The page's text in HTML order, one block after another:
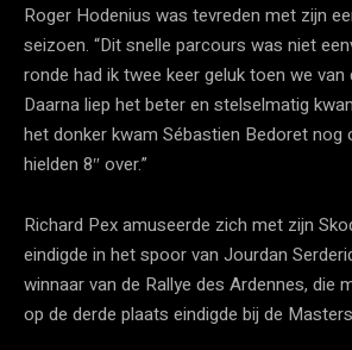
Roger Hodenius was tevreden met zijn
seizoen. “Dit snelle parcours was niet
ronde had ik twee keer geluk toen we van
Daarna liep het beter en stelselmatig
het donker kwam Sébastien Bedoret nog
hielden 8″ over.”
Richard Pex amuseerde zich met zijn
eindigde in het spoor van Jourdan
winnaar van de Rallye des Ardennes, die
op de derde plaats eindigde bij de